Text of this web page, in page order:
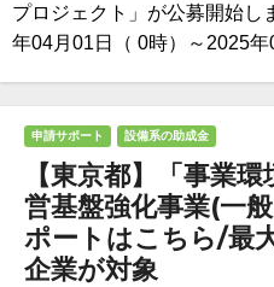
プロジェクト」が公募開始し
年04月01日（ 0時）～2025
申請サポート 設備系の助成金
【東京都】「事業
営基盤強化事業(一
ポートはこちら/最
企業が対象